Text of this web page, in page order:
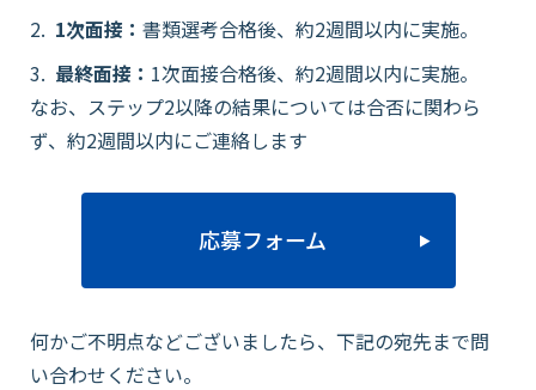
1次面接： 書類選考合格後、約2週間以内に実施。
最終面接： 1次面接合格後、約2週間以内に実施。
なお、ステップ2以降の結果については合否に関わら
ず、約2週間以内にご連絡します
応募フォーム
何かご不明点などございましたら、下記の宛先まで問
い合わせください。